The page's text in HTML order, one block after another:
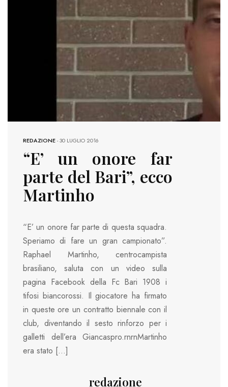
REDAZIONE-30 LUGLIO 2016
“E’ un onore far
parte del Bari”, ecco
Martinho
“E’ un onore far parte di questa squadra.
Speriamo di fare un gran campionato”.
Raphael Martinho, centrocampista
brasiliano, saluta con un video sulla
pagina Facebook della Fc Bari 1908 i
tifosi biancorossi. Il giocatore ha firmato
in queste ore un contratto biennale con il
club, diventando il sesto rinforzo per i
galletti dell’era Giancaspro.rnrnMartinho
era stato […]
redazione